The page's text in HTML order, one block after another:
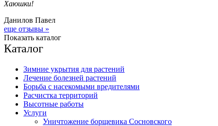
Хаюшки!
Данилов Павел
еще отзывы »
Показать каталог
Каталог
Зимние укрытия для растений
Лечение болезней растений
Борьба с насекомыми вредителями
Расчистка территорий
Высотные работы
Услуги
Уничтожение борщевика Сосновского